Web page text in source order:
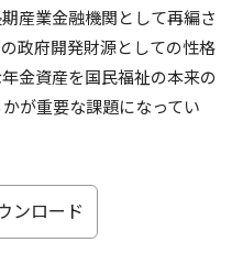
産業金融機関として再編さ
政府開発財源としての性格
金資産を国民福祉の本来の
が重要な課題になってい
ンロード